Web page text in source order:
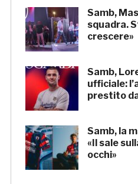
Samb,
squadra.
crescere»
Samb,
ufficiale:
prestito
Samb, la
«Il sale
occhi»